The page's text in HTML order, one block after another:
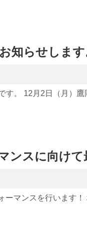
知らせします
す。 12月2日（月）
ンスに向けて
ーマンスを行います